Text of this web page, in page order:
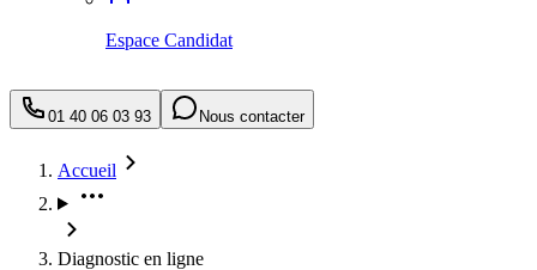
Espace Candidat
01 40 06 03 93 Nous contacter
Accueil
Diagnostic en ligne